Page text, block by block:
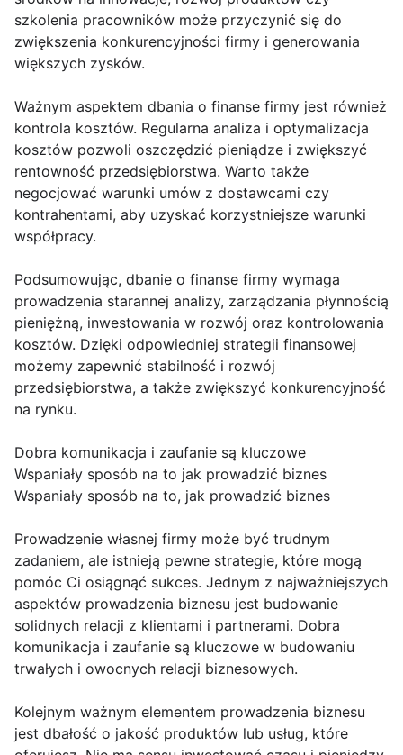
szkolenia pracowników może przyczynić się do
zwiększenia konkurencyjności firmy i generowania
większych zysków.
Ważnym aspektem dbania o finanse firmy jest również
kontrola kosztów. Regularna analiza i optymalizacja
kosztów pozwoli oszczędzić pieniądze i zwiększyć
rentowność przedsiębiorstwa. Warto także
negocjować warunki umów z dostawcami czy
kontrahentami, aby uzyskać korzystniejsze warunki
współpracy.
Podsumowując, dbanie o finanse firmy wymaga
prowadzenia starannej analizy, zarządzania płynnością
pieniężną, inwestowania w rozwój oraz kontrolowania
kosztów. Dzięki odpowiedniej strategii finansowej
możemy zapewnić stabilność i rozwój
przedsiębiorstwa, a także zwiększyć konkurencyjność
na rynku.
Dobra komunikacja i zaufanie są kluczowe
Wspaniały sposób na to jak prowadzić biznes
Wspaniały sposób na to, jak prowadzić biznes
Prowadzenie własnej firmy może być trudnym
zadaniem, ale istnieją pewne strategie, które mogą
pomóc Ci osiągnąć sukces. Jednym z najważniejszych
aspektów prowadzenia biznesu jest budowanie
solidnych relacji z klientami i partnerami. Dobra
komunikacja i zaufanie są kluczowe w budowaniu
trwałych i owocnych relacji biznesowych.
Kolejnym ważnym elementem prowadzenia biznesu
jest dbałość o jakość produktów lub usług, które